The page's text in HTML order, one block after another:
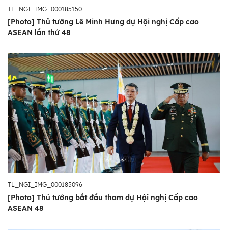
TL_NGI_IMG_000185150
[Photo] Thủ tướng Lê Minh Hưng dự Hội nghị Cấp cao
ASEAN lần thứ 48
TL_NGI_IMG_000185096
[Photo] Thủ tướng bắt đầu tham dự Hội nghị Cấp cao
ASEAN 48